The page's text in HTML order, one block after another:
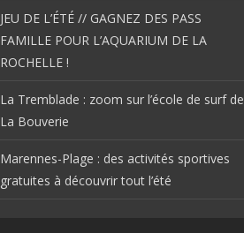
JEU DE L’ÉTÉ // GAGNEZ DES PASS
FAMILLE POUR L’AQUARIUM DE LA
ROCHELLE !
La Tremblade : zoom sur l’école de surf de
La Bouverie
Marennes-Plage : des activités sportives
gratuites à découvrir tout l’été